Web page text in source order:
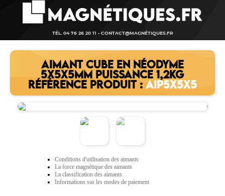
TÉL. 04 76 26 20 11 - CONTACT@MAGNÉTIQUES.FR
AIMANT CUBE EN NÉODYME
5X5X5MM PUISSANCE 1,2KG
RÉFÉRENCE PRODUIT : AIP5X5X5
Conditions d'utilisation des aimants
La force magnétique des aimants
La classification des aimants
Informations sur les modes de paiement